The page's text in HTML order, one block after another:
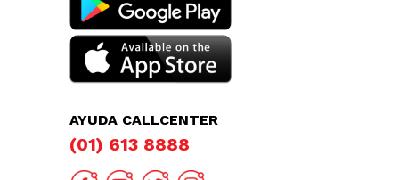
AYUDA CALLCENTER
(01) 613 8888